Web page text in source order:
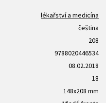
lékařství a medicína
čeština
208
9788020446534
08.02.2018
18
148x208 mm